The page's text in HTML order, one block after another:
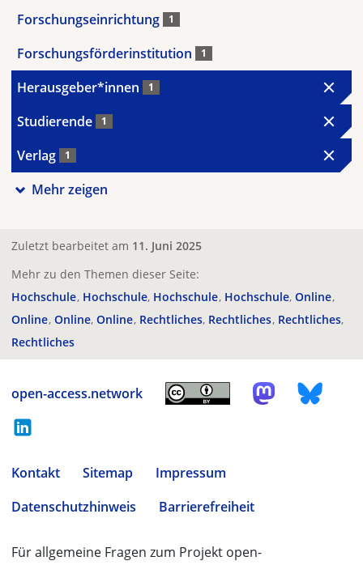
Forschungseinrichtung 1
Forschungsförderinstitution 1
Herausgeber*innen 1
Studierende 1
Verlag 1
Mehr zeigen
Zuletzt bearbeitet am 11. Juni 2025
Mehr zu den Themen dieser Seite:
Hochschule Hochschule Hochschule Hochschule Online
Online Online Online Rechtliches Rechtliches Rechtliches
Rechtliches
open-access.network
Kontakt Sitemap
Impressum
Datenschutzhinweis
Barrierefreiheit
Für allgemeine Fragen zum Projekt open-